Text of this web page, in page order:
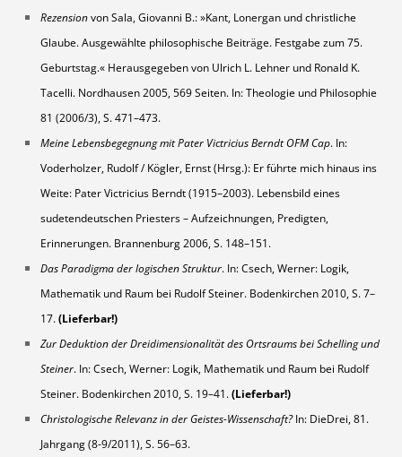
Rezensionvon Sala, Giovanni B.: »Kant, Lonergan und christliche
Glaube. Ausgewählte philosophische Beiträge. Festgabe zum 75.
Geburtstag.« Herausgegeben von Ulrich L. Lehner und Ronald K.
Tacelli. Nordhausen 2005, 569 Seiten. In: Theologie und Philosophie
81 (2006/3), S. 471–473.
Meine Lebensbegegnung mit Pater Victricius Berndt OFM Cap. In:
Voderholzer, Rudolf / Kögler, Ernst (Hrsg.): Er führte mich hinaus ins
Weite: Pater Victricius Berndt (1915–2003). Lebensbild eines
sudetendeutschen Priesters – Aufzeichnungen, Predigten,
Erinnerungen. Brannenburg 2006, S. 148–151.
Das Paradigma der logischen Struktur. In: Csech, Werner: Logik,
Mathematik und Raum bei Rudolf Steiner. Bodenkirchen 2010, S. 7–
17.(Lieferbar!)
Zur Deduktion der Dreidimensionalität des Ortsraums bei Schelling und
Steiner. In: Csech, Werner: Logik, Mathematik und Raum bei Rudolf
Steiner. Bodenkirchen 2010, S. 19–41.(Lieferbar!)
Christologische Relevanz in der Geistes-Wissenschaft?In: DieDrei, 81.
Jahrgang (8-9/2011), S. 56–63.